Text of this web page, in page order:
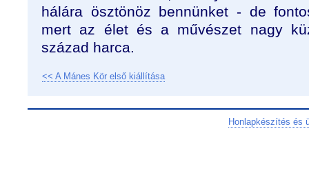
hálára ösztönöz bennünket - de
mert az élet és a művészet nagy
század harca.
<< A Mánes Kör első kiállítása
Honlapkészítés és